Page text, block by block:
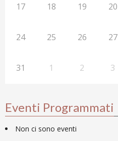
17 18 19 20
24 25 26 27
31 1 2 3
Eventi Programmati
Non ci sono eventi